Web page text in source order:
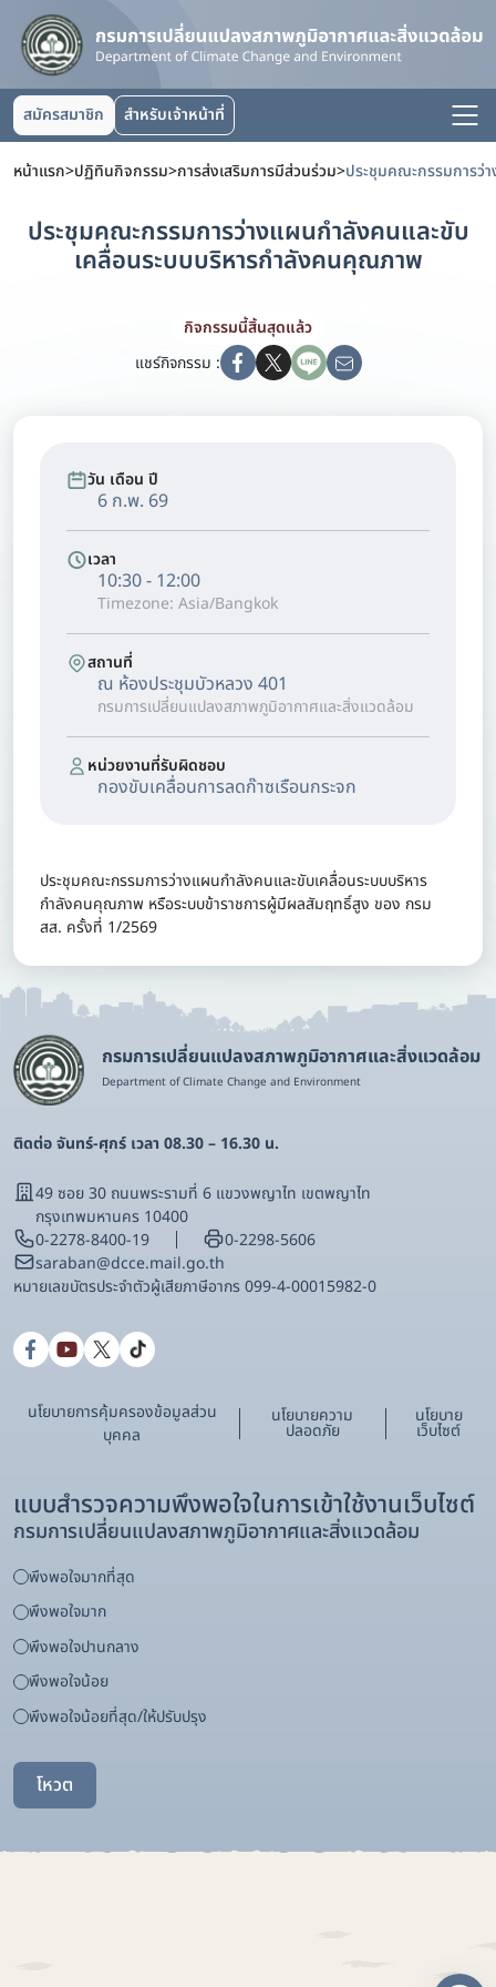
สมัครสมาชิก สำหรับเจ้าหน้าที่
หน้าแรก>ปฏิทินกิจกรรม>การส่งเสริมการมีส่วนร่วม>
ประชุมคณะกรรมการว่างแผนกำลังคนและขับ
เคลื่อนระบบบริหารกำลังคนคุณภาพ
กิจกรรมนี้สิ้นสุดแล้ว
แชร์กิจกรรม :
วัน เดือน ปี
6 ก.พ. 69
เวลา
10:30 - 12:00
Timezone: Asia/Bangkok
สถานที่
ณ ห้องประชุมบัวหลวง 401
กรมการเปลี่ยนแปลงสภาพภูมิอากาศและสิ่งแวดล้อม
หน่วยงานที่รับผิดชอบ
กองขับเคลื่อนการลดก๊าซเรือนกระจก
ประชุมคณะกรรมการว่างแผนกำลังคนและขับเคลื่อนระบบบริหาร
กำลังคนคุณภาพ หรือระบบข้าราชการผู้มีผลสัมฤทธิ์สูง ของ กรม
สส. ครั้งที่ 1/2569
กรมการเปลี่ยนแปลงสภาพภูมิอากาศและสิ่งแวดล้อม
Department of Climate Change and Environment
ติดต่อ จันทร์-ศุกร์ เวลา 08.30 – 16.30 น.
49 ซอย 30 ถนนพระรามที่ 6 แขวงพญาไท เขตพญาไท
กรุงเทพมหานคร 10400
0-2278-8400-19
0-2298-5606
saraban@dcce.mail.go.th
หมายเลขบัตรประจําตัวผู้เสียภาษีอากร 099-4-00015982-0
นโยบายการคุ้มครองข้อมูลส่วน
บุคคล
นโยบายความ
ปลอดภัย
นโยบาย
เว็บไซต์
แบบสำรวจความพึงพอใจในการเข้าใช้งานเว็บไซต์
กรมการเปลี่ยนแปลงสภาพภูมิอากาศและสิ่งแวดล้อม
พึงพอใจมากที่สุด
พึงพอใจมาก
พึงพอใจปานกลาง
พึงพอใจน้อย
พึงพอใจน้อยที่สุด/ให้ปรับปรุง
โหวต